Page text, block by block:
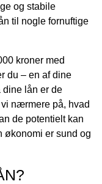
og stabile
til nogle fornuftige
kroner med
du – en af dine
dine lån er de
nærmere på, hvad
de potentielt kan
økonomi er sund og